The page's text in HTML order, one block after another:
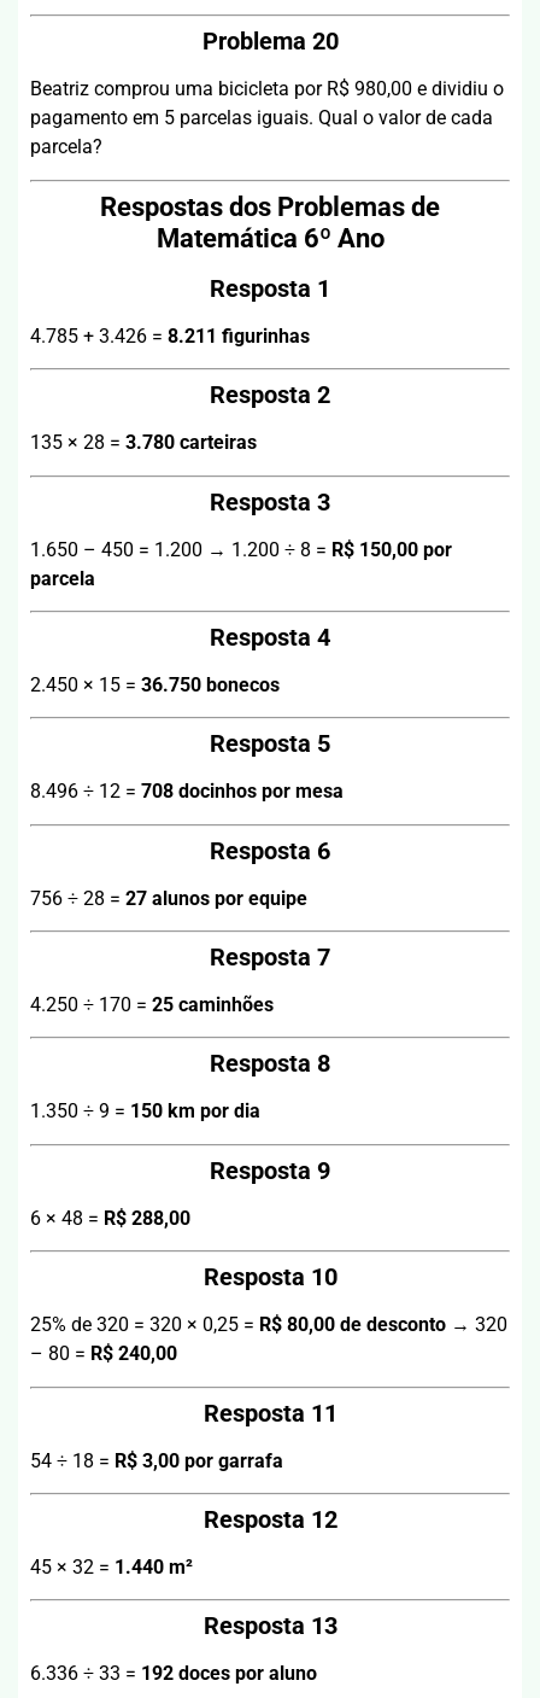
Problema 20
Beatriz comprou uma bicicleta por R$ 980,00 e dividiu o
pagamento em 5 parcelas iguais. Qual o valor de cada
parcela?
Respostas dos Problemas de
Matemática 6º Ano
Resposta 1
4.785 + 3.426 = 8.211 figurinhas
Resposta 2
135 × 28 = 3.780 carteiras
Resposta 3
1.650 – 450 = 1.200 → 1.200 ÷ 8 = R$ 150,00 por
parcela
Resposta 4
2.450 × 15 = 36.750 bonecos
Resposta 5
8.496 ÷ 12 = 708 docinhos por mesa
Resposta 6
756 ÷ 28 = 27 alunos por equipe
Resposta 7
4.250 ÷ 170 = 25 caminhões
Resposta 8
1.350 ÷ 9 = 150 km por dia
Resposta 9
6 × 48 = R$ 288,00
Resposta 10
25% de 320 = 320 × 0,25 = R$ 80,00 de desconto → 320
– 80 = R$ 240,00
Resposta 11
54 ÷ 18 = R$ 3,00 por garrafa
Resposta 12
45 × 32 = 1.440 m²
Resposta 13
6.336 ÷ 33 = 192 doces por aluno